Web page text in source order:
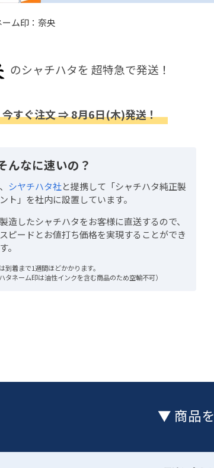
ム印：奈央
のシャチハタを 超特急で発送！
今すぐ注文 ⇒ 8月6日(木)発送！
んなに速いの？
シヤチハタ社と提携して「シャチハタ純正製
ト」を社内に設置しています。
造したシャチハタをお客様に直送するので、
ピードとお値打ち価格を実現することができ
。
到着まで1週間ほどかかります。
ハタネーム印は油性インクを含む商品のため空輸不可）
▼ 商品